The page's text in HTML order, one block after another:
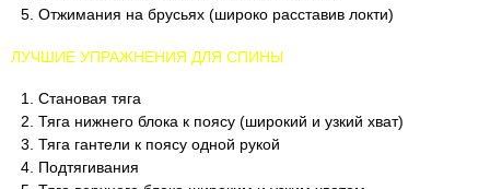
Отжимания на брусьях (широко расставив локти)
ЛУЧШИЕ УПРАЖНЕНИЯ ДЛЯ СПИНЫ
Становая тяга
Тяга нижнего блока к поясу (широкий и узкий хват)
Тяга гантели к поясу одной рукой
Подтягивания